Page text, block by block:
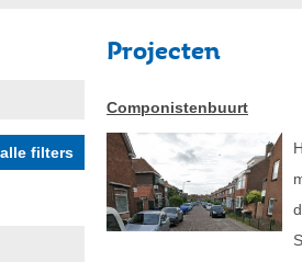
Projecten
Componistenbuurt